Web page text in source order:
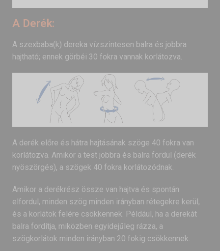
A Derék:
A szexbaba(k) dereka vízszintesen balra és jobbra
hajtható; ennek görbéi 30 fokra vannak korlátozva.
A derék előre és hátra hajtásának szöge 40 fokra van
korlátozva. Amikor a test jobbra és balra fordul (derék
nyöszörgés), a szögek 40 fokra korlátozódnak.
Amikor a derékrész össze van hajtva és spontán
elfordul, minden szög minden irányban rétegekre kerül,
és a korlátok felére csökkennek. Például, ha a derekát
balra fordítja, miközben egyidejűleg rázza, a
szögkorlátok minden irányban 20 fokig csökkennek.